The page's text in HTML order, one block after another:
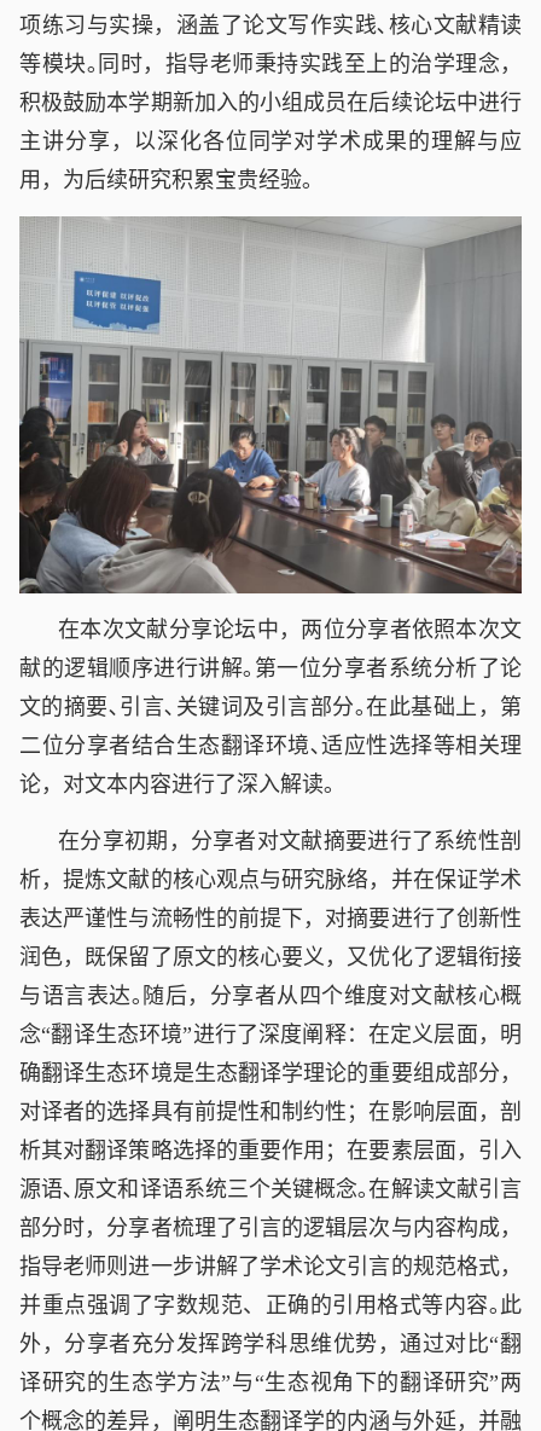
项练习与实操，涵盖了论文写作实践､核心文献精读
等模块｡同时，指导老师秉持实践至上的治学理念，
积极鼓励本学期新加入的小组成员在后续论坛中进行
主讲分享，以深化各位同学对学术成果的理解与应
用，为后续研究积累宝贵经验｡
在本次文献分享论坛中，两位分享者依照本次文
献的逻辑顺序进行讲解｡第一位分享者系统分析了论
文的摘要､引言､关键词及引言部分｡在此基础上，第
二位分享者结合生态翻译环境､适应性选择等相关理
论，对文本内容进行了深入解读｡
在分享初期，分享者对文献摘要进行了系统性剖
析，提炼文献的核心观点与研究脉络，并在保证学术
表达严谨性与流畅性的前提下，对摘要进行了创新性
润色，既保留了原文的核心要义，又优化了逻辑衔接
与语言表达｡随后，分享者从四个维度对文献核心概
念“翻译生态环境”进行了深度阐释：在定义层面，明
确翻译生态环境是生态翻译学理论的重要组成部分，
对译者的选择具有前提性和制约性；在影响层面，剖
析其对翻译策略选择的重要作用；在要素层面，引入
源语､原文和译语系统三个关键概念｡在解读文献引言
部分时，分享者梳理了引言的逻辑层次与内容构成，
指导老师则进一步讲解了学术论文引言的规范格式，
并重点强调了字数规范、正确的引用格式等内容｡此
外，分享者充分发挥跨学科思维优势，通过对比“翻
译研究的生态学方法”与“生态视角下的翻译研究”两
个概念的差异，阐明生态翻译学的内涵与外延，并融